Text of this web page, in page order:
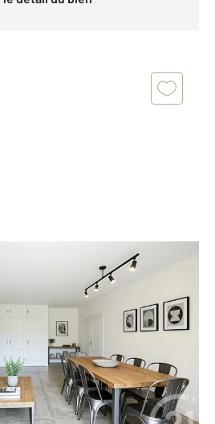
à vendre
€
dans le quartier résidentiel
- Appartement T2 de 56m² -